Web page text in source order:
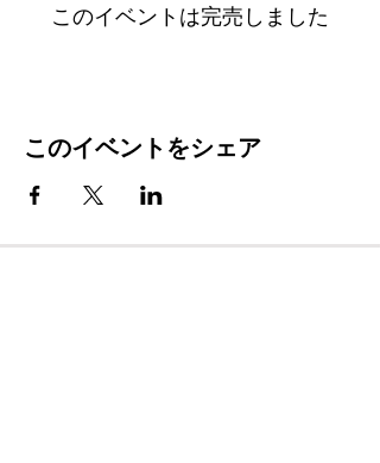
このイベントは完売しました
このイベントをシェア